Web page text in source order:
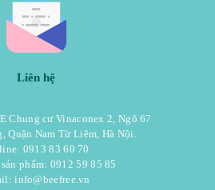
Liên hệ
Chung cư Vinaconex 2, Ngõ 67
Quận Nam Từ Liêm, Hà Nội.
0913 83 60 70
phẩm: 0912 59 85 85
info@beefree.vn